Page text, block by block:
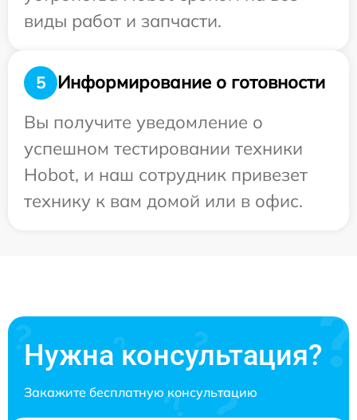
виды работ и запчасти.
5
Информирование о готовности
Вы получите уведомление о
успешном тестировании техники
Hobot, и наш сотрудник привезет
технику к вам домой или в офис.
Нужна консультация?
Закажите бесплатную консультацию